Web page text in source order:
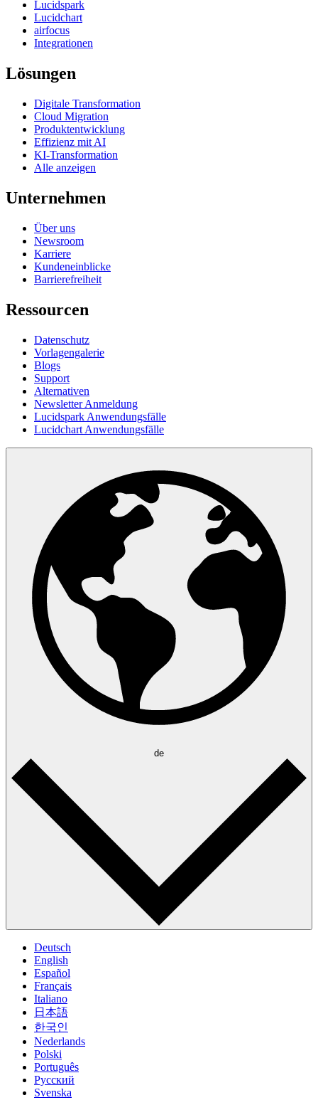
Lucidspark
Lucidchart
airfocus
Integrationen
Lösungen
Digitale Transformation
Cloud Migration
Produktentwicklung
Effizienz mit AI
KI-Transformation
Alle anzeigen
Unternehmen
Über uns
Newsroom
Karriere
Kundeneinblicke
Barrierefreiheit
Ressourcen
Datenschutz
Vorlagengalerie
Blogs
Support
Alternativen
Newsletter Anmeldung
Lucidspark Anwendungsfälle
Lucidchart Anwendungsfälle
de
Deutsch
English
Español
Français
Italiano
日本語
한국인
Nederlands
Polski
Português
Pусский
Svenska